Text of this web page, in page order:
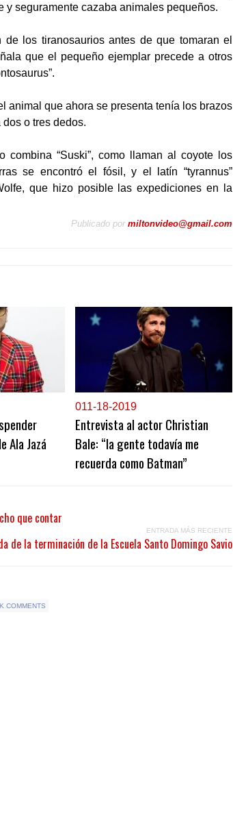
y seguramente cazaba animales pequeños.
de los tiranosaurios antes de que tomaran el
que el pequeño ejemplar precede a otros
animal que ahora se presenta tenía los brazos
o tres dedos.
“Suski”, como llaman al coyote los
se encontró el fósil, y el latín “tyrannus”
que hizo posible las expediciones en la
Publicado por miltonvideo@gmail.com
Ala Jazá
011-18-2019
Entrevista al actor Christian
Bale: “la gente todavía me
recuerda como Batman”
que contar
ENTRADA MÁS RECIENTE
de la terminación de la Escuela Santo Domingo Savio
COMMENTS